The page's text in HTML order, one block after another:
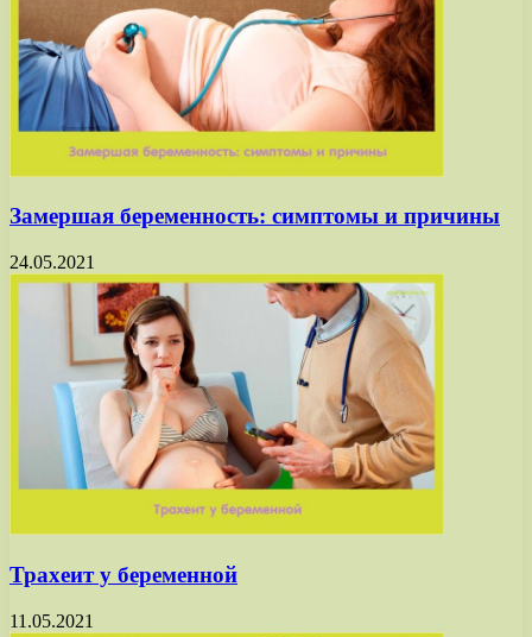
Замершая беременность: симптомы и причины
24.05.2021
Трахеит у беременной
11.05.2021